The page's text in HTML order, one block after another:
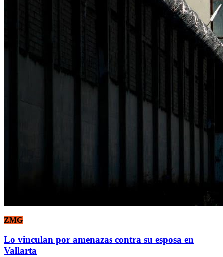
ZMG
Lo vinculan por amenazas contra su esposa en
Vallarta